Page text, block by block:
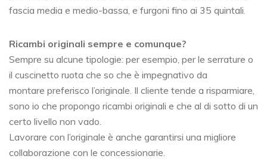
fascia media e medio-bassa, e furgoni fino ai 35 quintali.
Ricambi originali sempre e comunque?
Sempre su alcune tipologie: per esempio, per le serrature o
il cuscinetto ruota che so che è impegnativo da
montare preferisco l’originale. Il cliente tende a risparmiare,
sono io che propongo ricambi originali e che al di sotto di un
certo livello non vado.
Lavorare con l’originale è anche garantirsi una migliore
collaborazione con le concessionarie.